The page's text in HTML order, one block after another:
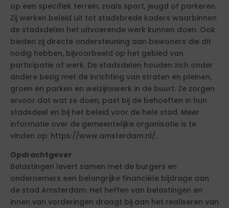
op een specifiek terrein, zoals sport, jeugd of parkeren.
Zij werken beleid uit tot stadsbrede kaders waarbinnen
de stadsdelen het uitvoerende werk kunnen doen. Ook
bieden zij directe ondersteuning aan bewoners die dit
nodig hebben, bijvoorbeeld op het gebied van
participatie of werk. De stadsdelen houden zich onder
andere bezig met de inrichting van straten en pleinen,
groen en parken en welzijnswerk in de buurt. Ze zorgen
ervoor dat wat ze doen, past bij de behoeften in hun
stadsdeel en bij het beleid voor de hele stad. Meer
informatie over de gemeentelijke organisatie is te
vinden op: https://www.amsterdam.nl/.
Opdrachtgever
Belastingen levert samen met de burgers en
ondernemers een belangrijke financiële bijdrage aan
de stad Amsterdam. Het heffen van belastingen en
innen van vorderingen draagt bij aan het realiseren van